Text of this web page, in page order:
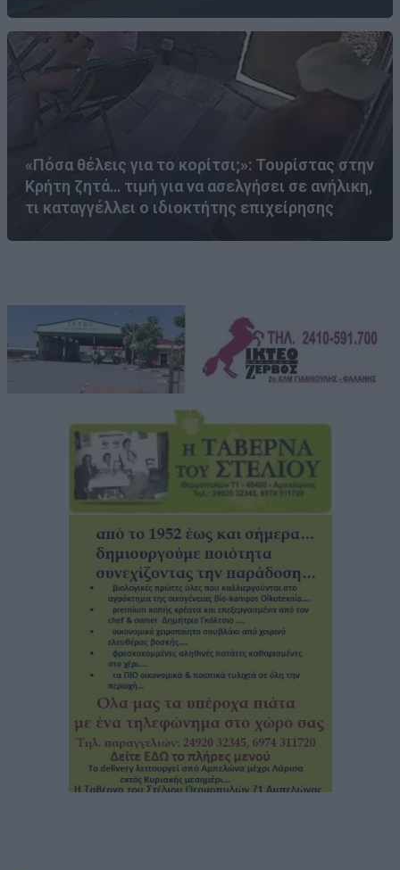
«Πόσα θέλεις για το κορίτσι;»: Τουρίστας στην
Κρήτη ζητά… τιμή για να ασελγήσει σε ανήλικη,
τι καταγγέλλει ο ιδιοκτήτης επιχείρησης